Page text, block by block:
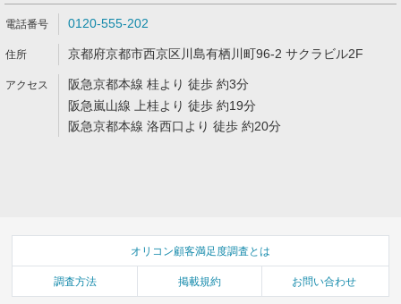
0120-555-202
京都府京都市西京区川島有栖川町96-2 サクラビル2F
阪急京都本線 桂より 徒歩 約3分
阪急嵐山線 上桂より 徒歩 約19分
阪急京都本線 洛西口より 徒歩 約20分
オリコン顧客満足度調査とは
調査方法 掲載規約 お問い合わせ